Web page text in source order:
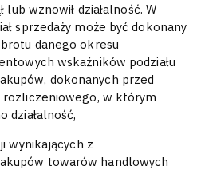
wznowił działalność. W
sprzedaży może być dokonany
danego okresu
wskaźników podziału
dokonanych przed
w którym
działalność,
wynikających z
towarów handlowych